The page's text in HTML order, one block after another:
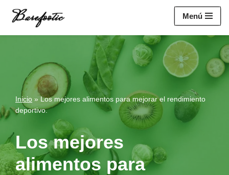
contenido
Menú
Inicio » Los mejores alimentos para mejorar el rendimiento
deportivo.
Los mejores
alimentos para